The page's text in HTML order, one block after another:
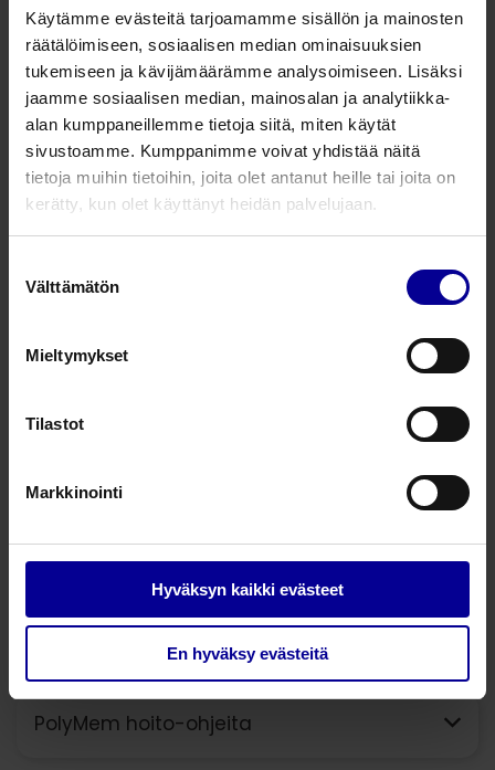
Käytämme evästeitä tarjoamamme sisällön ja mainosten
räätälöimiseen, sosiaalisen median ominaisuuksien
tukemiseen ja kävijämäärämme analysoimiseen. Lisäksi
jaamme sosiaalisen median, mainosalan ja analytiikka-
alan kumppaneillemme tietoja siitä, miten käytät
sivustoamme. Kumppanimme voivat yhdistää näitä
tietoja muihin tietoihin, joita olet antanut heille tai joita on
kerätty, kun olet käyttänyt heidän palvelujaan.
valinta
Välttämätön
Mieltymykset
Tilastot
Markkinointi
Hyväksyn kaikki evästeet
En hyväksy evästeitä
Tuotenumero Tuotekuvaus
8023
PolyMem Shapes Oval
2,5 x 5 cm,
teippi 5 x 7,6 cm
20
8053 15
3709 10
PolyMem hoito-ohjeita